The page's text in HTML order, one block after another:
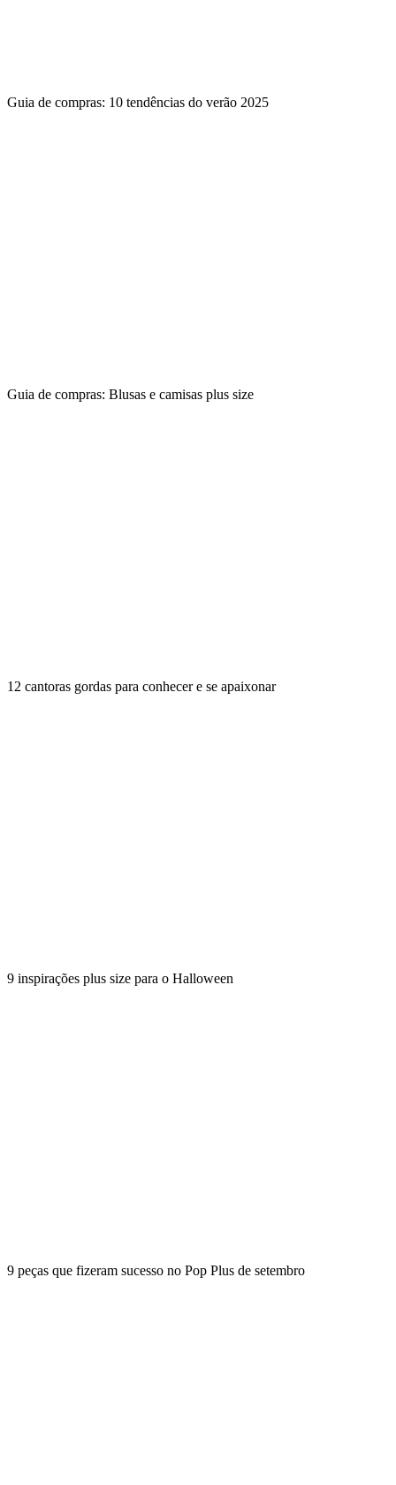
Guia de compras: 10 tendências do verão 2025
Guia de compras: Blusas e camisas plus size
12 cantoras gordas para conhecer e se apaixonar
9 inspirações plus size para o Halloween
9 peças que fizeram sucesso no Pop Plus de setembro